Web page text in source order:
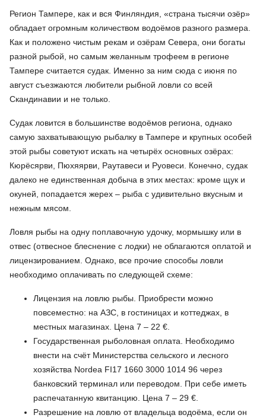
Регион Тампере, как и вся Финляндия, «страна тысячи озёр»
обладает огромным количеством водоёмов разного размера.
Как и положено чистым рекам и озёрам Севера, они богаты
разной рыбой, но самым желанным трофеем в регионе
Тампере считается судак. Именно за ним сюда с июня по
август съезжаются любители рыбной ловли со всей
Скандинавии и не только.
Судак ловится в большинстве водоёмов региона, однако
самую захватывающую рыбалку в Тампере и крупных особей
этой рыбы советуют искать на четырёх основных озёрах:
Кюрёсярви, Пюхяярви, Раутавеси и Руовеси. Конечно, судак
далеко не единственная добыча в этих местах: кроме щук и
окуней, попадается жерех – рыба с удивительно вкусным и
нежным мясом.
Ловля рыбы на одну поплавочную удочку, мормышку или в
отвес (отвесное блеснение с лодки) не облагаются оплатой и
лицензированием. Однако, все прочие способы ловли
необходимо оплачивать по следующей схеме:
Лицензия на ловлю рыбы. Приобрести можно
повсеместно: на АЗС, в гостиницах и коттеджах, в
местных магазинах. Цена 7 – 22 €.
Государственная рыболовная оплата. Необходимо
внести на счёт Министерства сельского и лесного
хозяйства Nordea FI17 1660 3000 1014 96 через
банковский терминал или переводом. При себе иметь
распечатанную квитанцию. Цена 7 – 29 €.
Разрешение на ловлю от владельца водоёма, если он